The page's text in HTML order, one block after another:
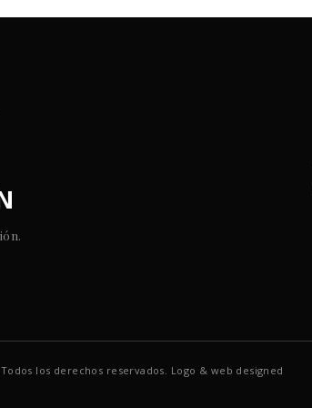
Todos los derechos reservados. Logo & web designed